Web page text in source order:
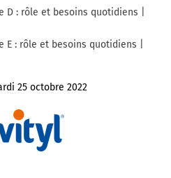
D : rôle et besoins quotidiens |
E : rôle et besoins quotidiens |
25 octobre 2022